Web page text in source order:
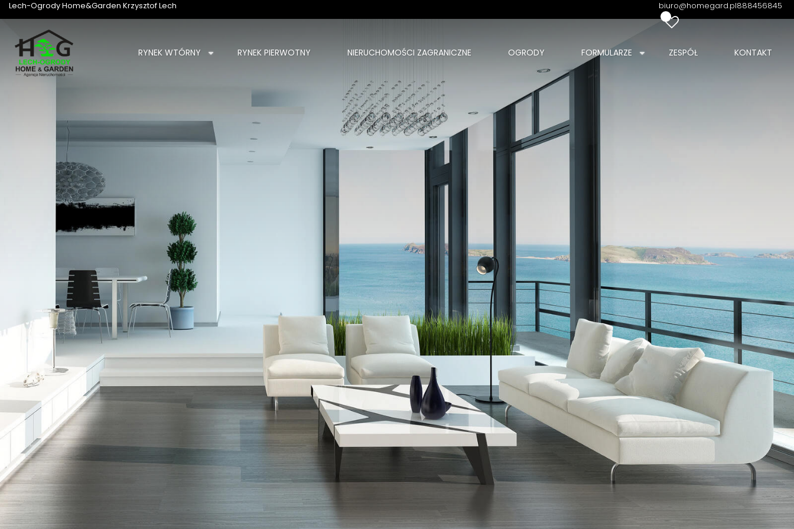
Lech-Ogrody Home&Garden Krzysztof Lech biuro@homegard.pl888456845
0
RYNEK WTÓRNY RYNEK PIERWOTNY NIERUCHOMOŚCI ZAGRANICZNE OGRODY FORMULARZE ZESPÓŁ KONTAKT